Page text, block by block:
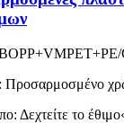
Δεχτείτε το έθιμο